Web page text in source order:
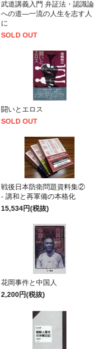
武道講義入門 弁証法・認識論
への道―一流の人生を志す人
に
SOLD OUT
闘いとエロス
SOLD OUT
戦後日本防衛問題資料集②
- 講和と再軍備の本格化
15,534円(税抜)
花岡事件と中国人
2,200円(税抜)